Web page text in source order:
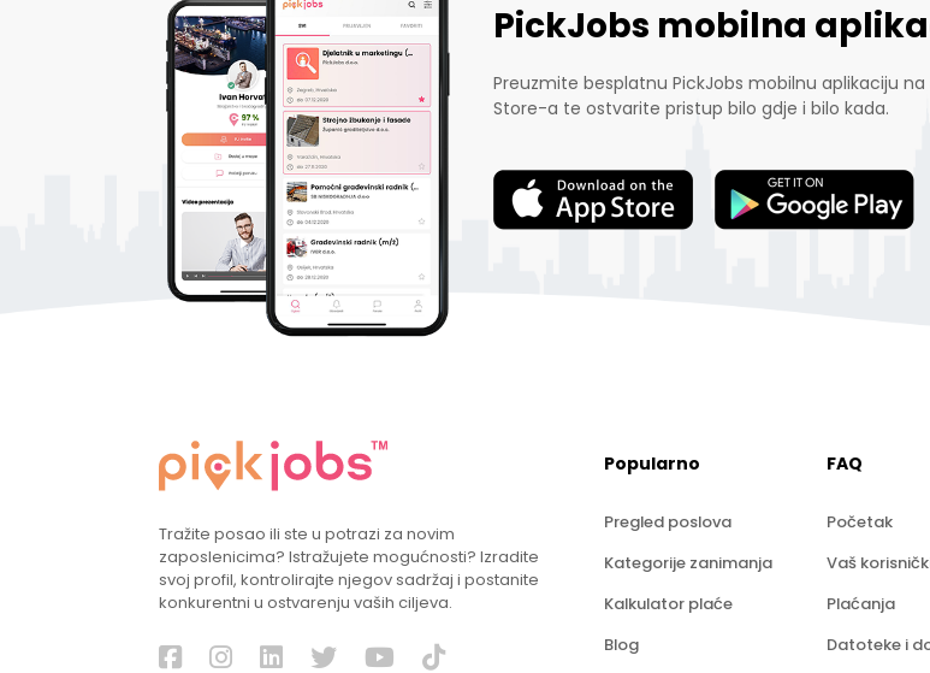
PickJobs mobilna
Preuzmite besplatnu PickJobs mobilnu aplikaciju
Store-a te ostvarite pristup bilo gdje i bilo kada.
Tražite posao ili ste u potrazi za novim
zaposlenicima? Istražujete mogućnosti? Izradite
svoj profil, kontrolirajte njegov sadržaj i postanite
konkurentni u ostvarenju vaših ciljeva.
Popularno
Pregled poslova
Kategorije zanimanja
Kalkulator plaće
Blog
FAQ
Početak
Vaš
Plaćanja
Datoteke i